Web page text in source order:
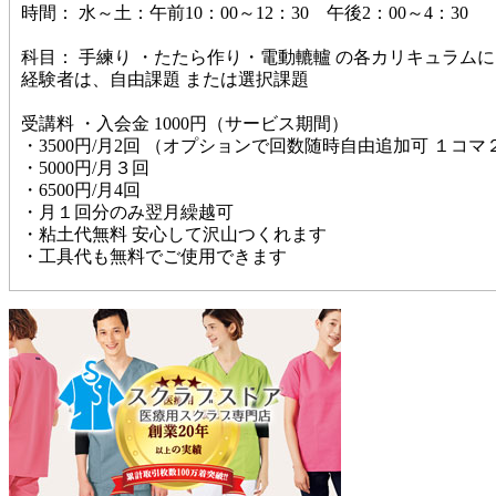
時間： 水～土：午前10：00～12：30 午後2：00～4：30
科目： 手練り ・たたら作り・電動轆轤 の各カリキュラム
経験者は、自由課題 または選択課題
受講料 ・入会金 1000円（サービス期間）
・3500円/月2回 （オプションで回数随時自由追加可 １コマ
・5000円/月３回
・6500円/月4回
・月１回分のみ翌月繰越可
・粘土代無料 安心して沢山つくれます
・工具代も無料でご使用できます